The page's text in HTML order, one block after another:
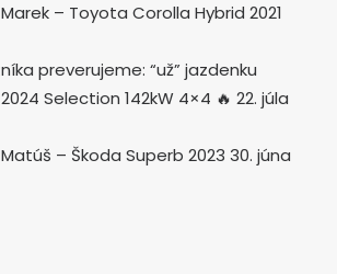
– Toyota Corolla Hybrid 2021
preverujeme: “už” jazdenku
Selection 142kW 4×4 🔥 22. júla
– Škoda Superb 2023 30. júna